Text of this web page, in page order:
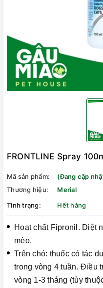
FRONTLINE Spray
Mã sản phẩm:
(Đang cập
Thương hiệu:
Merial
Tình trạng:
Hết hàng
Hoạt chất Fipronil. Diệt
mèo.
Trên chó: thuốc có tác
trong vòng 4 tuần. Điều
vòng 1-3 tháng (tùy